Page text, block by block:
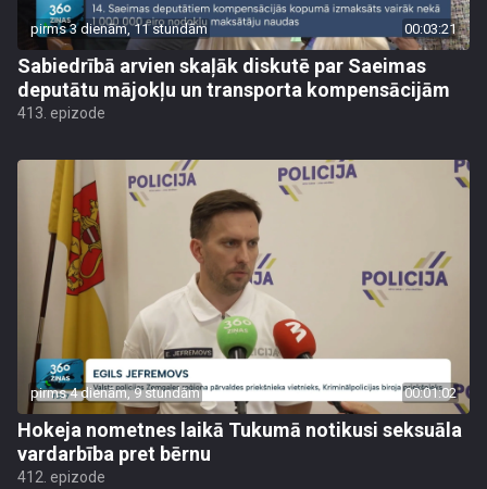
pirms 3 dienām, 11 stundām 00:03:21
Sabiedrībā arvien skaļāk diskutē par Saeimas
deputātu mājokļu un transporta kompensācijām
413. epizode
pirms 4 dienām, 9 stundām 00:01:02
Hokeja nometnes laikā Tukumā notikusi seksuāla
vardarbība pret bērnu
412. epizode